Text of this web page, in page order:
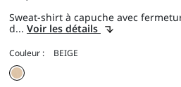
Sweat-shirt à capuche avec
d... Voir les détails
Couleur :